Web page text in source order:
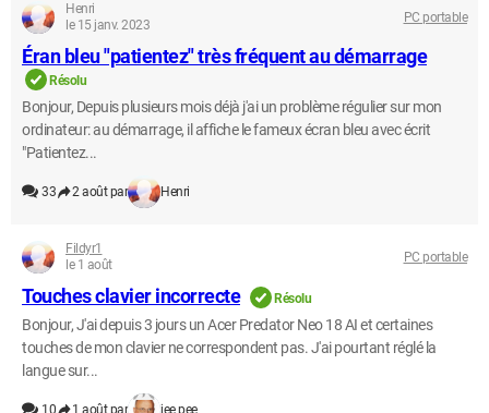
Henri
le 15 janv. 2023
PC portable
Éran bleu "patientez" très fréquent au démarrage
Résolu
Bonjour, Depuis plusieurs mois déjà j'ai un problème régulier sur mon
ordinateur: au démarrage, il affiche le fameux écran bleu avec écrit
"Patientez...
33 2 août par Henri
Fildyr1
le 1 août
PC portable
Touches clavier incorrecte Résolu
Bonjour, J'ai depuis 3 jours un Acer Predator Neo 18 AI et certaines
touches de mon clavier ne correspondent pas. J'ai pourtant réglé la
langue sur...
10 1 août par jee pee